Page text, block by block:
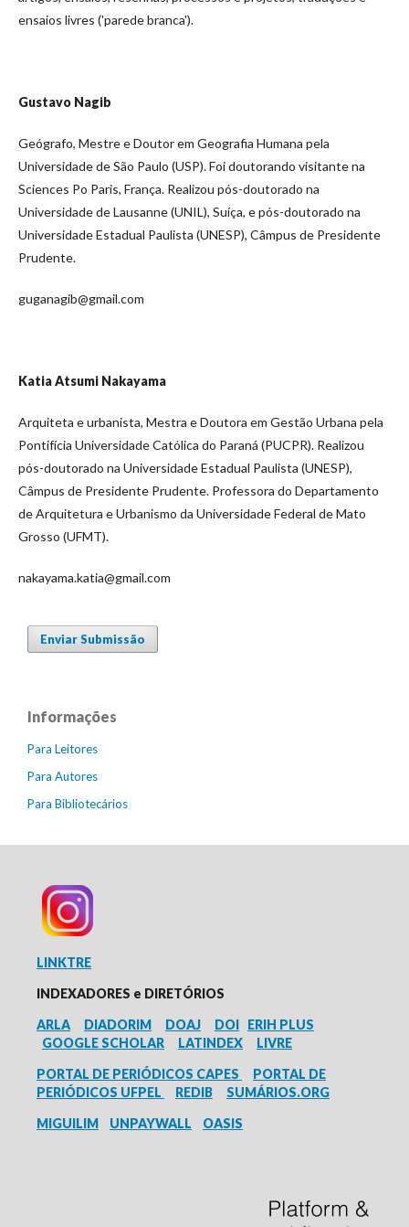
ensaios livres ('parede branca').
Gustavo Nagib
Geógrafo, Mestre e Doutor em Geografia Humana pela
Universidade de São Paulo (USP). Foi doutorando visitante na
Sciences Po Paris, França. Realizou pós-doutorado na
Universidade de Lausanne (UNIL), Suíça, e pós-doutorado na
Universidade Estadual Paulista (UNESP), Câmpus de Presidente
Prudente.
guganagib@gmail.com
Katia Atsumi Nakayama
Arquiteta e urbanista, Mestra e Doutora em Gestão Urbana pela
Pontifícia Universidade Católica do Paraná (PUCPR). Realizou
pós-doutorado na Universidade Estadual Paulista (UNESP),
Câmpus de Presidente Prudente. Professora do Departamento
de Arquitetura e Urbanismo da Universidade Federal de Mato
Grosso (UFMT).
nakayama.katia@gmail.com
Enviar Submissão
Informações
Para Leitores
Para Autores
Para Bibliotecários
LINKTRE
INDEXADORES e DIRETÓRIOS
ARLA
DIADORIM DOAJ DOI ERIH PLUS
GOOGLE SCHOLAR
LATINDEX
LIVRE
PORTAL DE PERIÓDICOS CAPES
PORTAL DE
PERIÓDICOS UFPEL
REDIB
SUMÁRIOS.ORG
MIGUILIM
UNPAYWALL OASIS